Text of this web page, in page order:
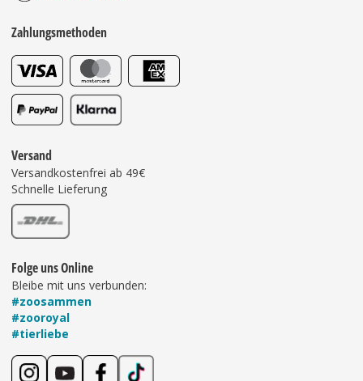
Zahlungsmethoden
Versand
Versandkostenfrei ab 49€
Schnelle Lieferung
Folge uns Online
Bleibe mit uns verbunden:
#zoosammen
#zooroyal
#tierliebe